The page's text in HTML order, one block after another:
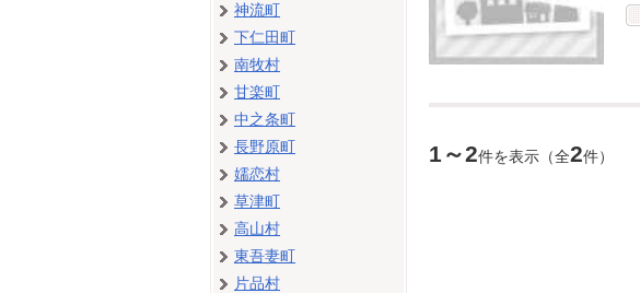
1～2件を表示（全2件）
神流町
下仁田町
南牧村
甘楽町
中之条町
長野原町
嬬恋村
草津町
高山村
東吾妻町
片品村